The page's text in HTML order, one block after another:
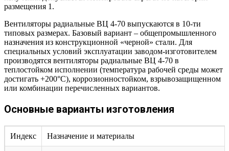
размещения 1.
Вентиляторы радиальные ВЦ 4-70 выпускаются в 10-ти
типовых размерах. Базовый вариант – общепромышленного
назначения из конструкционной «черной» стали. Для
специальных условий эксплуатации заводом-изготовителем
производятся вентиляторы радиальные ВЦ 4-70 в
теплостойком исполнении (температура рабочей среды может
достигать +200°C), коррозионностойком, взрывозащищенном
или комбинации перечисленных вариантов.
Основные варианты изготовления
Индекс Назначение и материалы